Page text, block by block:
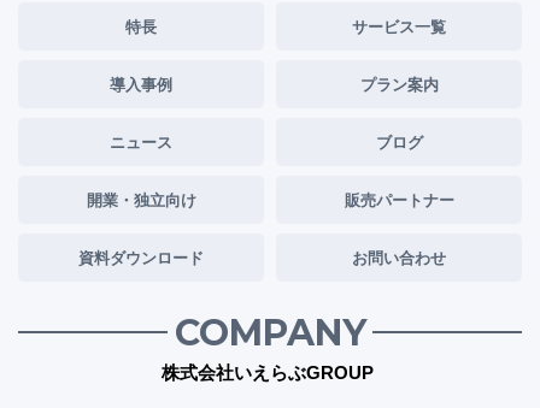
特長 サービス一覧
導入事例 プラン案内
ニュース ブログ
開業・独立向け 販売パートナー
資料ダウンロード お問い合わせ
COMPANY
株式会社いえらぶGROUP